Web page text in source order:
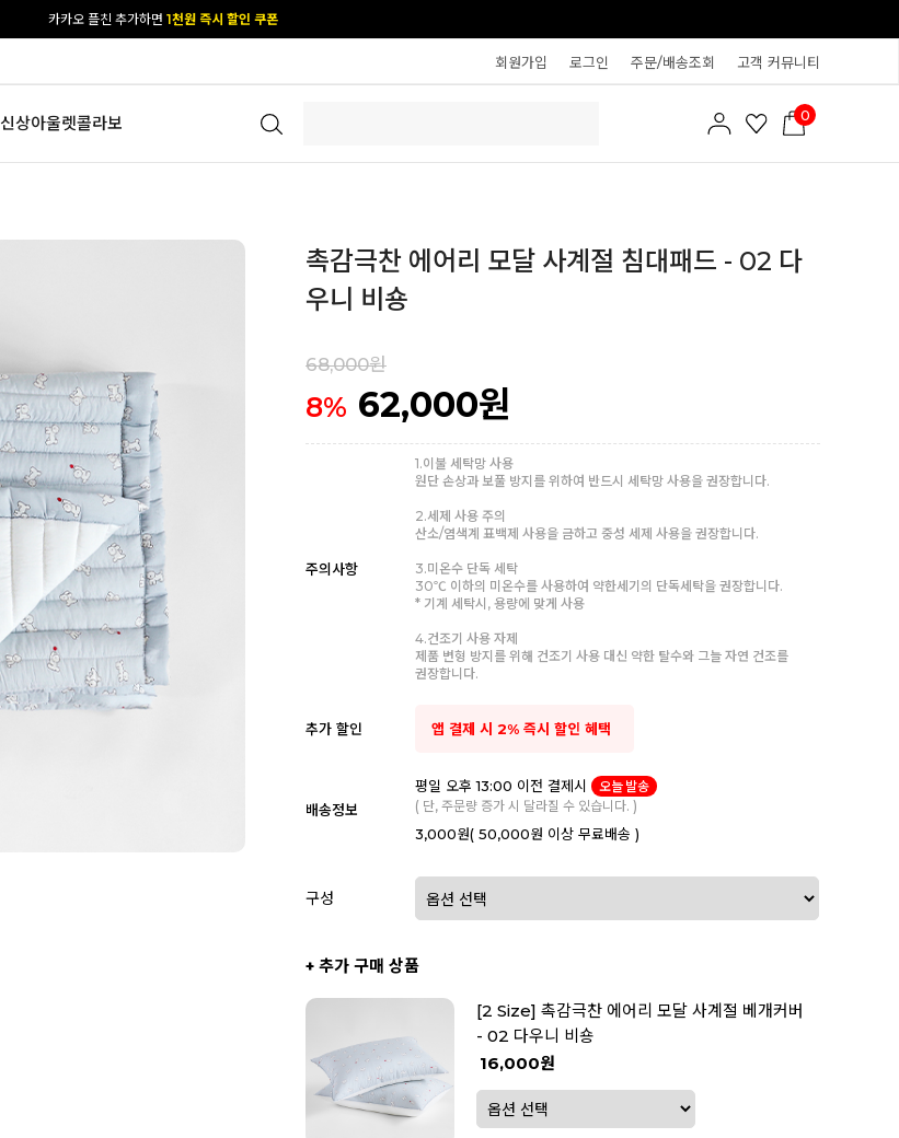
[공식몰 단독] 앱 다운받고2% 결제 할인 받기
회원가입 로그인 주문/배송조회 고객 커뮤니티
신상아울렛콜라보 0
촉감극찬 에어리 모달 사계절 침대패드 - 02 다
우니 비숑
68,000원
8% 62,000원
주의사항
1.이불 세탁망 사용
원단 손상과 보풀 방지를 위하여 반드시 세탁망 사용을 권장합니다.
2.세제 사용 주의
산소/염색계 표백제 사용을 금하고 중성 세제 사용을 권장합니다.
3.미온수 단독 세탁
30℃ 이하의 미온수를 사용하여 약한세기의 단독세탁을 권장합니다.
* 기계 세탁시, 용량에 맞게 사용
4.건조기 사용 자제
제품 변형 방지를 위해 건조기 사용 대신 약한 탈수와 그늘 자연 건조를
권장합니다.
추가 할인 앱 결제 시 2% 즉시 할인 혜택
배송정보
평일 오후 13:00 이전 결제시
오늘 발송
( 단, 주문량 증가 시 달라질 수 있습니다. )
3,000원( 50,000원 이상 무료배송 )
구성
+ 추가 구매 상품
[2 Size] 촉감극찬 에어리 모달 사계절 베개커버
- 02 다우니 비숑
16,000원